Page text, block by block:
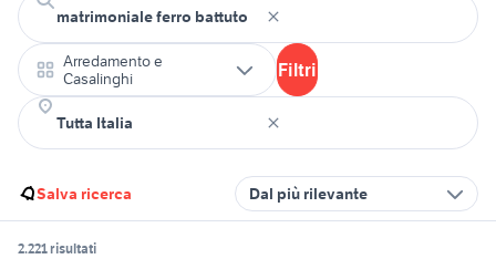
Arredamento e
Casalinghi
Filtri
Salva ricerca Dal più rilevante
2.221 risultati